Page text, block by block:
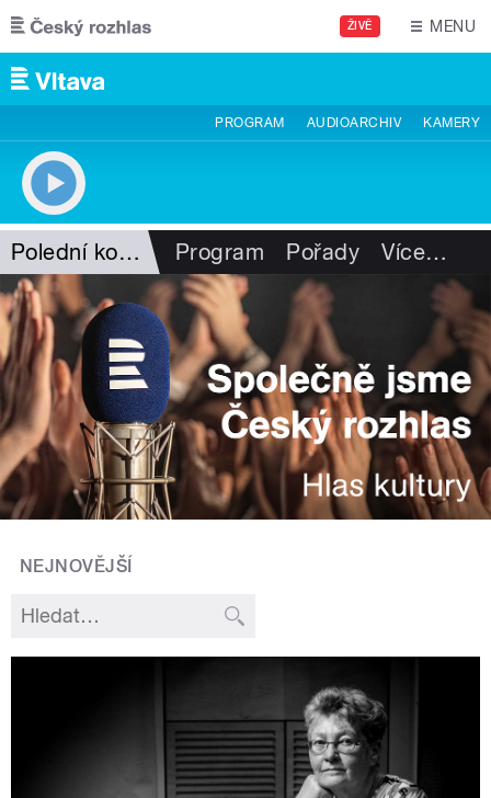
Přejít k hlavnímu obsahu
ŽIVĚ MENU
PROGRAM AUDIOARCHIV KAMERY
Polední koncert Program Pořady Více…
NEJNOVĚJŠÍ